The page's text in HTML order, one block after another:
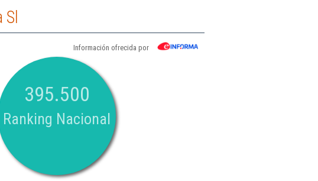
Información ofrecida por
395.500
Ranking Nacional